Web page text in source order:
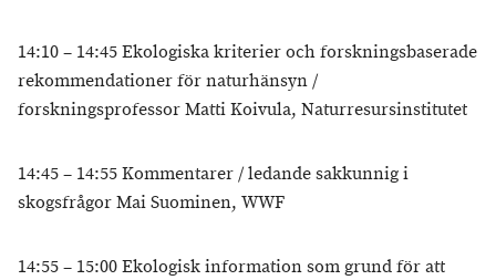
14:10 – 14:45 Ekologiska kriterier och forskningsbaserade
rekommendationer för naturhänsyn /
forskningsprofessor Matti Koivula, Naturresursinstitutet
14:45 – 14:55 Kommentarer / ledande sakkunnig i
skogsfrågor Mai Suominen, WWF
14:55 – 15:00 Ekologisk information som grund för att